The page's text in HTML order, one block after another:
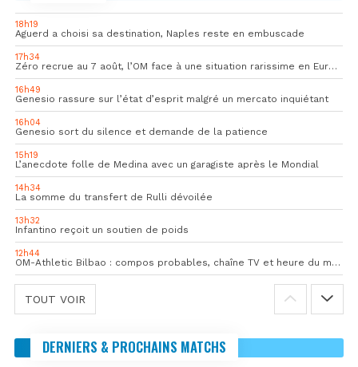
18h19
Aguerd a choisi sa destination, Naples reste en embuscade
17h34
Zéro recrue au 7 août, l’OM face à une situation rarissime en Europe
16h49
Genesio rassure sur l’état d’esprit malgré un mercato inquiétant
16h04
Genesio sort du silence et demande de la patience
15h19
L’anecdote folle de Medina avec un garagiste après le Mondial
14h34
La somme du transfert de Rulli dévoilée
13h32
Infantino reçoit un soutien de poids
12h44
OM-Athletic Bilbao : compos probables, chaîne TV et heure du match
TOUT VOIR
DERNIERS & PROCHAINS MATCHS